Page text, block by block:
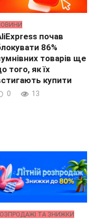
почав
86%
товарів ще
того, як їх
купити
0 13
ТА ЗНИЖКИ